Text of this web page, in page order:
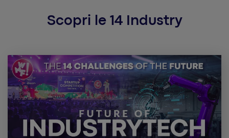
Scopri le 14 Industry